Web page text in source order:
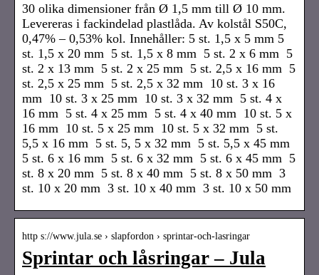
30 olika dimensioner från Ø 1,5 mm till Ø 10 mm.
Levereras i fackindelad plastlåda. Av kolstål S50C,
0,47% – 0,53% kol. Innehåller: 5 st. 1,5 x 5 mm 5
st. 1,5 x 20 mm 5 st. 1,5 x 8 mm 5 st. 2 x 6 mm 5
st. 2 x 13 mm 5 st. 2 x 25 mm 5 st. 2,5 x 16 mm 5
st. 2,5 x 25 mm 5 st. 2,5 x 32 mm 10 st. 3 x 16
mm 10 st. 3 x 25 mm 10 st. 3 x 32 mm 5 st. 4 x
16 mm 5 st. 4 x 25 mm 5 st. 4 x 40 mm 10 st. 5 x
16 mm 10 st. 5 x 25 mm 10 st. 5 x 32 mm 5 st.
5,5 x 16 mm 5 st. 5, 5 x 32 mm 5 st. 5,5 x 45 mm
5 st. 6 x 16 mm 5 st. 6 x 32 mm 5 st. 6 x 45 mm 5
st. 8 x 20 mm 5 st. 8 x 40 mm 5 st. 8 x 50 mm 3
st. 10 x 20 mm 3 st. 10 x 40 mm 3 st. 10 x 50 mm
http s://www.jula.se › slapfordon › sprintar-och-lasringar
Sprintar och låsringar – Jula